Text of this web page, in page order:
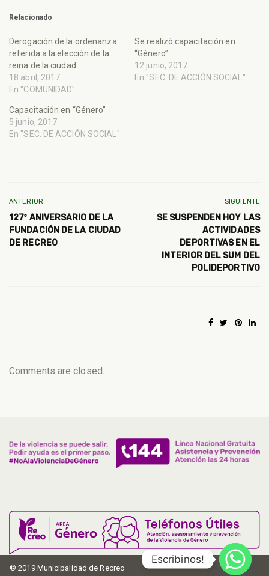
Relacionado
Derogación de la ordenanza
referida a la elección de la
reina de la ciudad
18 abril, 2017
En "COMUNIDAD"
Se realizó capacitación en
“Género”
12 junio, 2017
En "SEC. DE ACCIÓN SOCIAL"
Capacitación en “Género”
5 junio, 2017
En "SEC. DE ACCIÓN SOCIAL"
ANTERIOR
127º ANIVERSARIO DE LA
FUNDACIÓN DE LA CIUDAD
DE RECREO
SIGUIENTE
SE SUSPENDEN HOY LAS
ACTIVIDADES
DEPORTIVAS EN EL
INTERIOR DEL SUM DEL
POLIDEPORTIVO
Comments are closed.
© 2019 Municipalidad de Recreo
Escribinos!